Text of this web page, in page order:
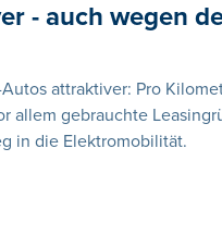
- auch wegen
attraktiver: Pro
allem gebrauchte
in die Elektromobilität.